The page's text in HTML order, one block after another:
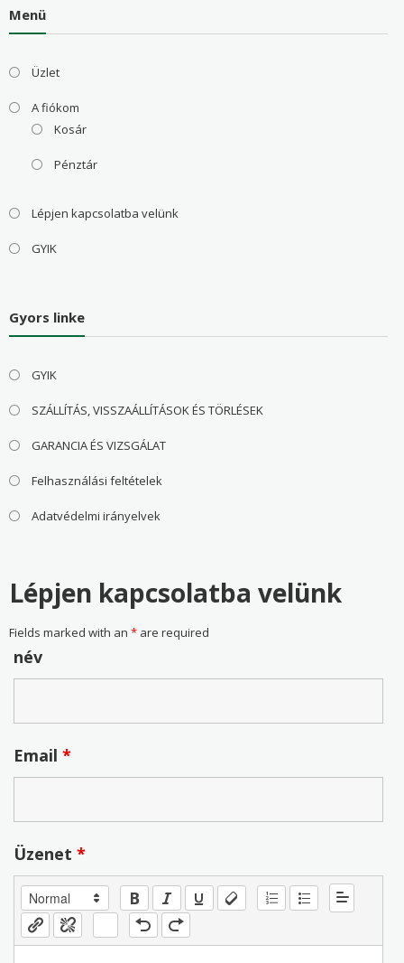
Menü
Üzlet
A fiókom
Kosár
Pénztár
Lépjen kapcsolatba velünk
GYIK
Gyors linke
GYIK
SZÁLLÍTÁS, VISSZAÁLLÍTÁSOK ÉS TÖRLÉSEK
GARANCIA ÉS VIZSGÁLAT
Felhasználási feltételek
Adatvédelmi irányelvek
Lépjen kapcsolatba velünk
Fields marked with an *are required
név
Email *
Üzenet *